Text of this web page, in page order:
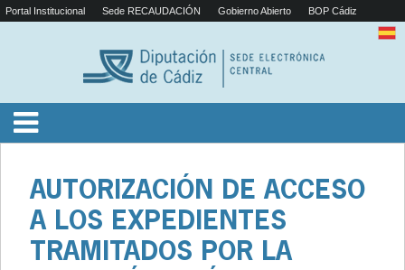
Portal Institucional Sede RECAUDACIÓN Gobierno Abierto BOP Cádiz
AUTORIZACIÓN DE ACCESO
A LOS EXPEDIENTES
TRAMITADOS POR LA